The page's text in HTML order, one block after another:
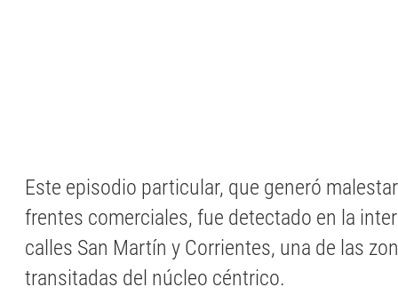
Este episodio particular, que generó
frentes comerciales, fue detectado en la
calles San Martín y Corrientes, una de las
transitadas del núcleo céntrico.